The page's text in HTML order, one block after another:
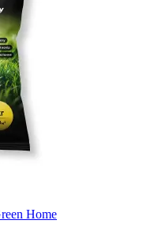
Home